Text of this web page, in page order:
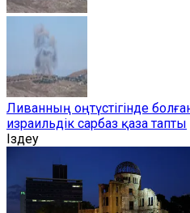
Ливанның оңтүстігінде
израильдік сарбаз қаза тапты
Іздеу